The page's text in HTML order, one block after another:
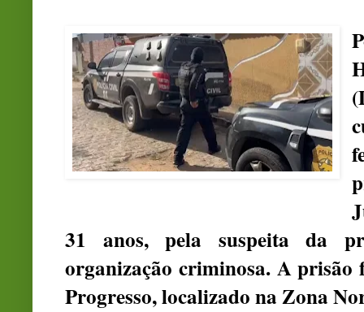
31 anos, pela suspeita da
organização criminosa. A
Progresso, localizado na Zona